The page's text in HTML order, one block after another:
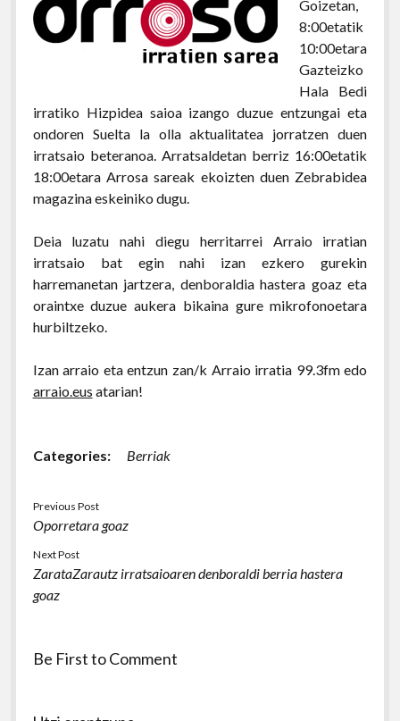
Goizetan,
8:00etatik
10:00etara
Gazteizko
Hala Bedi
irratiko Hizpidea saioa izango duzue entzungai eta
ondoren Suelta la olla aktualitatea jorratzen duen
irratsaio beteranoa. Arratsaldetan berriz 16:00etatik
18:00etara Arrosa sareak ekoizten duen Zebrabidea
magazina eskeiniko dugu.
Deia luzatu nahi diegu herritarrei Arraio irratian
irratsaio bat egin nahi izan ezkero gurekin
harremanetan jartzera, denboraldia hastera goaz eta
oraintxe duzue aukera bikaina gure mikrofonoetara
hurbiltzeko.
Izan arraio eta entzun zan/k Arraio irratia 99.3fm edo
arraio.eus atarian!
Categories: Berriak
Previous Post
Oporretara goaz
Next Post
ZarataZarautz irratsaioaren denboraldi berria hastera
goaz
Be First to Comment